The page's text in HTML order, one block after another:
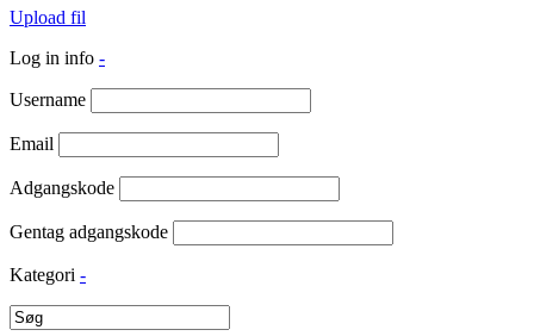
Upload fil
Log in info -
Username
Email
Adgangskode
Gentag adgangskode
Kategori -